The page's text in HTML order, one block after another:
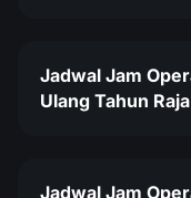
Jadwal Jam
Ulang Tahun
Jadwal Jam